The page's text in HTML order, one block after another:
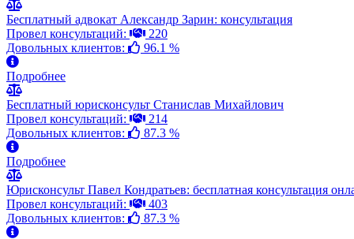
Бесплатный адвокат Александр Зарин: консультация
Провел консультаций:
220
Довольных клиентов:
96.1 %
Подробнее
Бесплатный юрисконсульт Станислав Михайлович
Провел консультаций:
214
Довольных клиентов:
87.3 %
Подробнее
Юрисконсульт Павел Кондратьев: бесплатная консультация
Провел консультаций:
403
Довольных клиентов:
87.3 %